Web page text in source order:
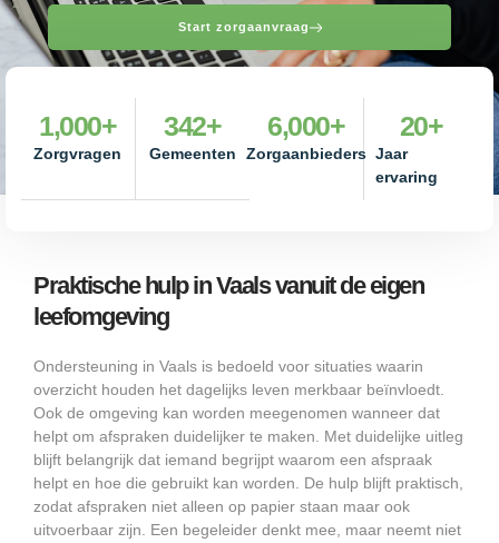
Start zorgaanvraag
Zorgvragen
1,000+
Gemeenten
342+
Zorgaanbieders
6,000+
Jaar
ervaring
20+
Praktische hulp in Vaals vanuit de eigen
leefomgeving
Ondersteuning in Vaals is bedoeld voor situaties waarin
overzicht houden het dagelijks leven merkbaar beïnvloedt.
Ook de omgeving kan worden meegenomen wanneer dat
helpt om afspraken duidelijker te maken. Met duidelijke uitleg
blijft belangrijk dat iemand begrijpt waarom een afspraak
helpt en hoe die gebruikt kan worden. De hulp blijft praktisch,
zodat afspraken niet alleen op papier staan maar ook
uitvoerbaar zijn. Een begeleider denkt mee, maar neemt niet